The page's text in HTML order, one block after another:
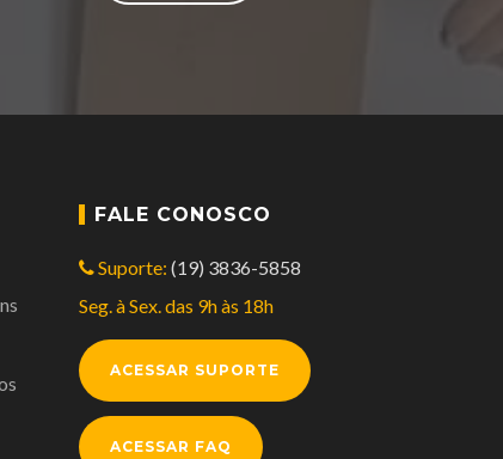
FALE CONOSCO
Suporte:(19) 3836-5858
Seg. à Sex. das 9h às 18h
ACESSAR SUPORTE
ACESSAR FAQ